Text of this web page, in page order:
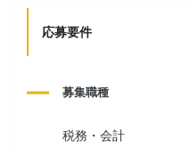
応募要件
募集職種
税務・会計